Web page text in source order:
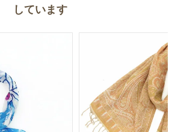
しています